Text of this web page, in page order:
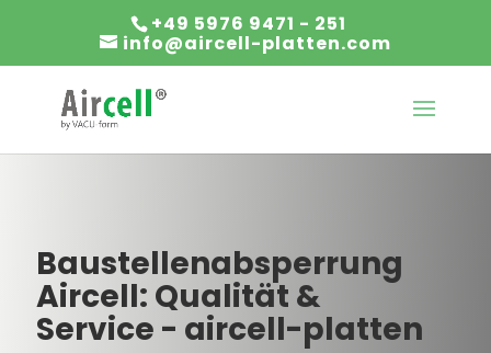
+49 5976 9471 - 251
info@aircell-platten.com
Baustellenabsperrung
Aircell: Qualität &
Service - aircell-platten